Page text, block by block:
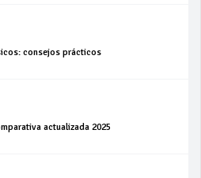
consejos prácticos
actualizada 2025